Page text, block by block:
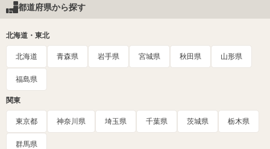
都道府県から探す
北海道・東北
北海道 青森県 岩手県 宮城県 秋田県 山形県
福島県
関東
東京都 神奈川県 埼玉県 千葉県 茨城県 栃木県
群馬県